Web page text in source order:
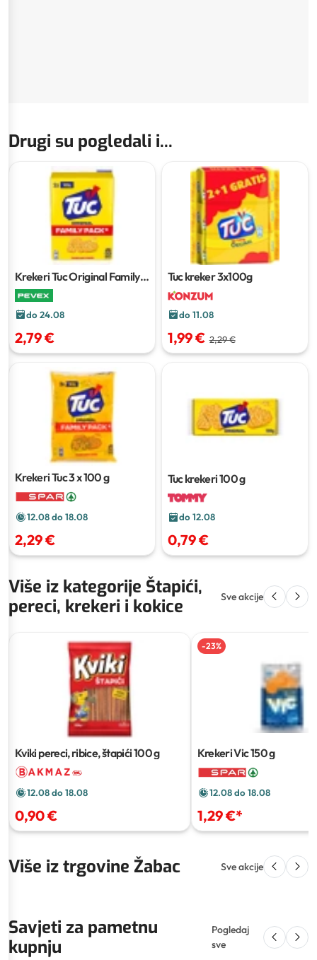
Drugi su pogledali i...
Krekeri Tuc Original Family
Pack300 g
do 24.08
2,79 €
Tuc kreker3x100g
do 11.08
1,99 € 2,29 €
Krekeri Tuc3 x 100 g
12.08 do 18.08
2,29 €
Tuc krekeri100 g
do 12.08
0,79 €
Više iz kategorije Štapići,
pereci, krekeri i kokice
Sve akcije
Kviki pereci, ribice, štapići100 g
12.08 do 18.08
0,90 €
-23%
Krekeri Vic150 g
12.08 do 18.08
1,29 €*
Više iz trgovine Žabac Sve akcije
Savjeti za pametnu
kupnju
Pogledaj
sve